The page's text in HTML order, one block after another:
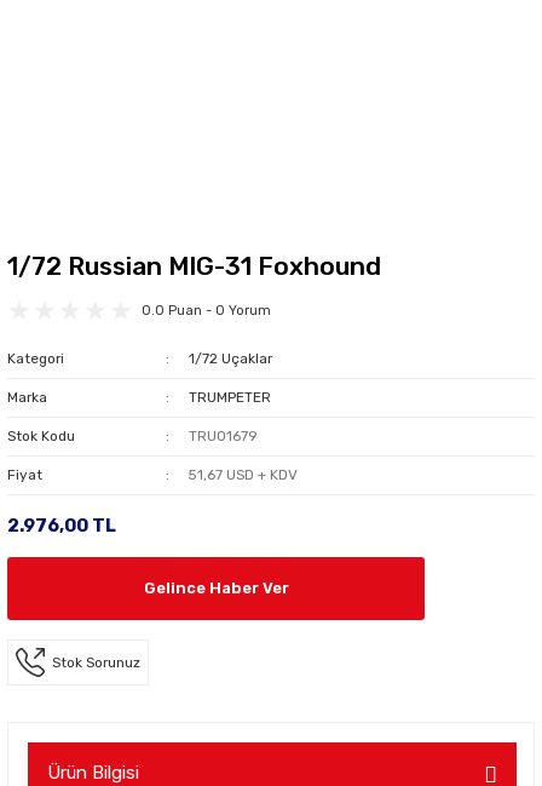
1/72 Russian MIG-31 Foxhound
0.0 Puan - 0 Yorum
Kategori 1/72 Uçaklar
Marka TRUMPETER
Stok Kodu TRU01679
Fiyat 51,67 USD + KDV
2.976,00 TL
Gelince Haber Ver
Stok Sorunuz
Ürün Bilgisi